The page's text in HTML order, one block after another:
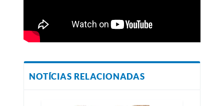
NOTÍCIAS RELACIONADAS